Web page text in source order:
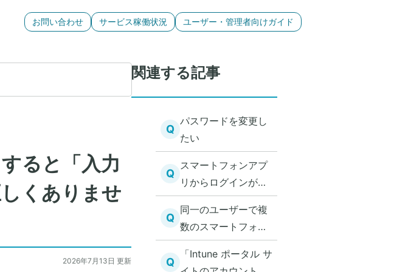
お問い合わせ サービス稼働状況 ユーザー・管理者向けガイド
ると「入力
くありませ
2026年7月13日 更新
関連する記事
Q
パスワードを変更し
たい
Q
スマートフォンアプ
リからログインが出
来ない
Q
同一のユーザーで複
数のスマートフォン
からログインするこ
とは可能か
Q
「Intune ポータル サ